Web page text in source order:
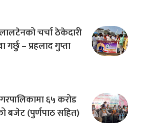
लालटेनको चर्चा ठेकेदारी
– प्रहलाद गुप्ता
६५ करोड
बजेट (पुर्णपाठ सहित)